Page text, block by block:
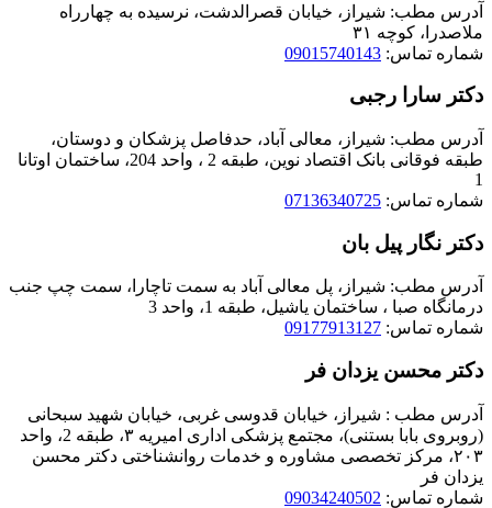
آدرس مطب: شیراز، خیابان قصرالدشت، نرسيده به چهارراه
ملاصدرا، كوچه ٣١
شماره تماس: 09015740143
دکتر سارا رجبی
آدرس مطب: شیراز، معالی آباد، حدفاصل پزشکان و دوستان،
طبقه فوقانی بانک اقتصاد نوین، طبقه 2 ، واحد 204، ساختمان اوتانا
1
شماره تماس: 07136340725
دکتر نگار پیل بان
آدرس مطب: شیراز، پل معالی آباد به سمت تاچارا، سمت چپ جنب
درمانگاه صبا ، ساختمان یاشیل، طبقه 1، واحد 3
شماره تماس: 09177913127
دکتر محسن یزدان فر
آدرس مطب : شیراز، خیابان قدوسی غربی، خیابان شهید سبحانی
(روبروی بابا بستنی)، مجتمع پزشکی اداری امیریه ٣، طبقه 2، واحد
٢٠٣، مرکز تخصصی مشاوره و خدمات روانشناختی دکتر محسن
یزدان فر
شماره تماس: 09034240502